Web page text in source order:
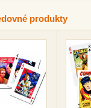
produkty